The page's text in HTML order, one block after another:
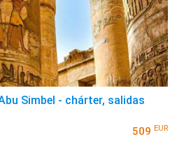
Simbel - chárter, salidas
509 EUR